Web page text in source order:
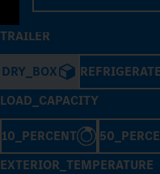
TRAILER
DRY_BOX
LOAD_CAPACITY
10_PERCENT
EXTERIOR_TEMPERATURE